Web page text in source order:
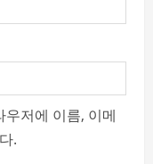
저에 이름, 이메
.